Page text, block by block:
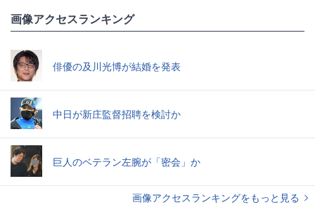
画像アクセスランキング
俳優の及川光博が結婚を発表
中日が新庄監督招聘を検討か
巨人のベテラン左腕が「密会」か
画像アクセスランキングをもっと見る